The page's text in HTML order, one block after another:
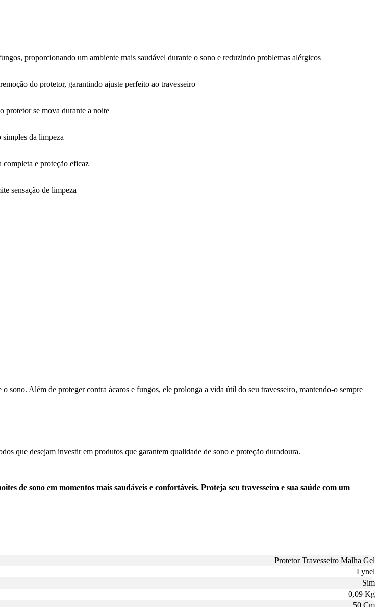
proporcionando um ambiente mais saudável durante o sono e reduzindo problemas alérgicos
do protetor, garantindo ajuste perfeito ao travesseiro
protetor se mova durante a noite
da limpeza
completa e proteção eficaz
sensação de limpeza
sono. Além de proteger contra ácaros e fungos, ele prolonga a vida útil do seu travesseiro, mantendo-o sempre
que desejam investir em produtos que garantem qualidade de sono e proteção duradoura.
de sono em momentos mais saudáveis e confortáveis. Proteja seu travesseiro e sua saúde com um
Protetor Travesseiro Malha Gel
Lynel
Sim
0,09 Kg